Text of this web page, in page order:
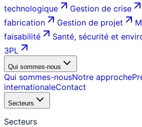
technologique
Gestion de crise
fabrication
Gestion de projet
faisabilité
Santé, sécurité et
3PL
Qui sommes-nous
Qui sommes-nousNotre approche
internationaleContact
Secteurs
Secteurs